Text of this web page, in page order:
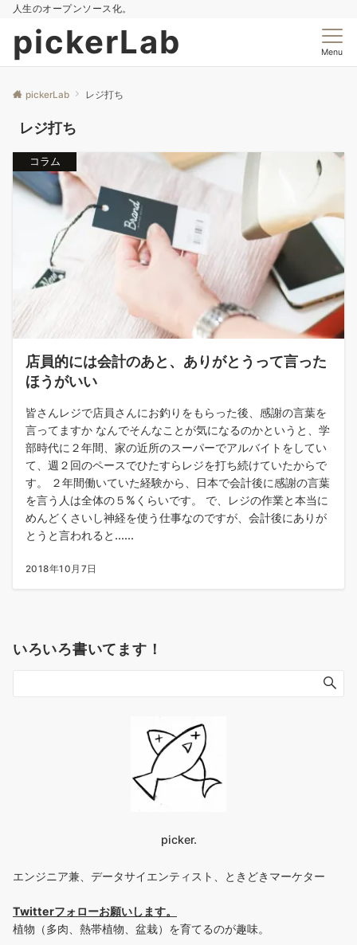
人生のオープンソース化。
pickerLab Menu
pickerLab レジ打ち
レジ打ち
コラム
店員的には会計のあと、ありがとうって言った
ほうがいい
皆さんレジで店員さんにお釣りをもらった後、感謝の言葉を
言ってますか なんでそんなことが気になるのかというと、学
部時代に２年間、家の近所のスーパーでアルバイトをしてい
て、週２回のペースでひたすらレジを打ち続けていたからで
す。 ２年間働いていた経験から、日本で会計後に感謝の言葉
を言う人は全体の５%くらいです。 で、レジの作業と本当に
めんどくさいし神経を使う仕事なのですが、会計後にありが
とうと言われると......
2018年10月7日
いろいろ書いてます！
picker.
エンジニア兼、データサイエンティスト、ときどきマーケター
Twitterフォローお願いします。
植物（多肉、熱帯植物、盆栽）を育てるのが趣味。